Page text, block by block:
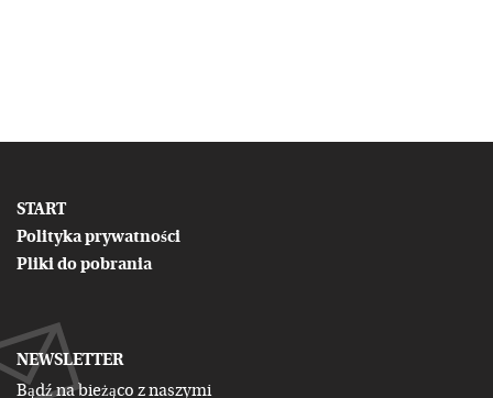
START
Polityka prywatności
Pliki do pobrania
NEWSLETTER
Bądź na bieżąco z naszymi